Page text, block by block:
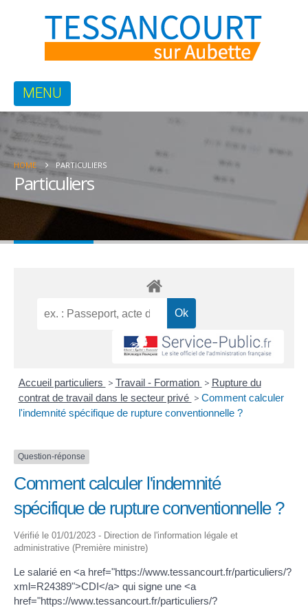
HOME PARTICULIERS
Particuliers
Accueil particuliers > Travail - Formation > Rupture du
contrat de travail dans le secteur privé > Comment calculer
l'indemnité spécifique de rupture conventionnelle ?
Question-réponse
Comment calculer l'indemnité
spécifique de rupture conventionnelle ?
Vérifié le 01/01/2023 - Direction de l'information légale et
administrative (Première ministre)
Le salarié en <a href="https://www.tessancourt.fr/particuliers/?
xml=R24389">CDI</a> qui signe une <a
href="https://www.tessancourt.fr/particuliers/?